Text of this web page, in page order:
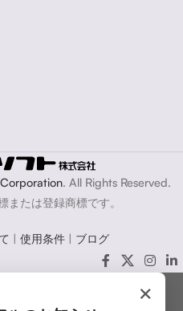
. All Rights Reserved.
または登録商標です。
| 使用条件 | ブログ
×